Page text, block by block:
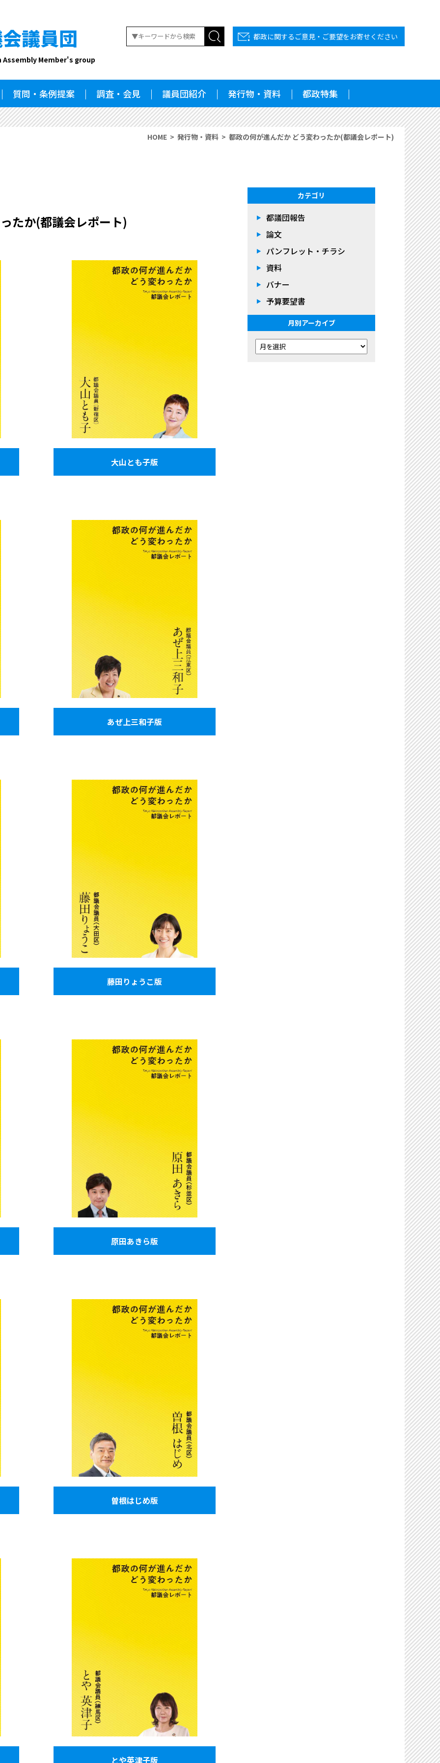
議員団
Member's group
都政に関するご意見・ご要望をお寄せください
質問・条例提案 調査・会見 議員団紹介 発行物・資料 都政特集
HOME 発行物・資料 都政の何が進んだか どう変わったか(都議会レポート)
たか(都議会レポート)
大山とも子版
あぜ上三和子版
藤田りょうこ版
原田あきら版
曽根はじめ版
とや英津子版
カテゴリ
都議団報告
論文
パンフレット・チラシ
資料
バナー
予算要望書
月別アーカイブ